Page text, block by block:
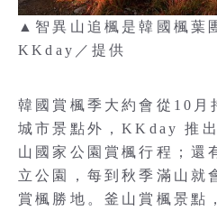
▲智異山追楓是韓國楓葉
KKday／提供
韓國賞楓季大約會從10月
城市景點外，KKday 推
山國家公園賞楓行程；還
立公園，每到秋季滿山就
賞楓勝地。釜山賞楓景點